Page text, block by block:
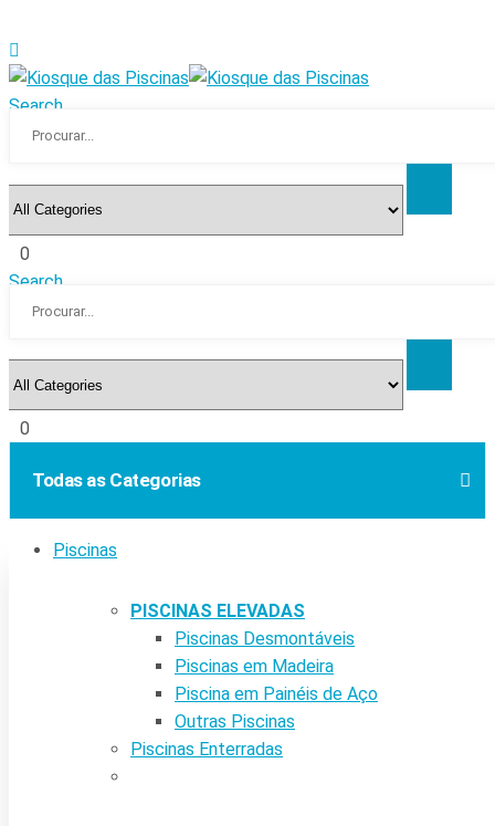
Search
0
Search
0
Todas as Categorias
Piscinas
PISCINAS ELEVADAS
Piscinas Desmontáveis
Piscinas em Madeira
Piscina em Painéis de Aço
Outras Piscinas
Piscinas Enterradas